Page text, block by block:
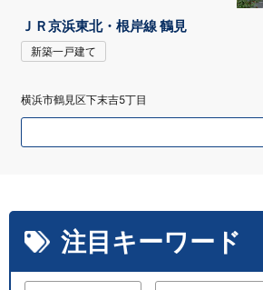
ＪＲ京浜東北・根岸線 鶴見
新築一戸建て
横浜市鶴見区下末吉5丁目
注目キーワード